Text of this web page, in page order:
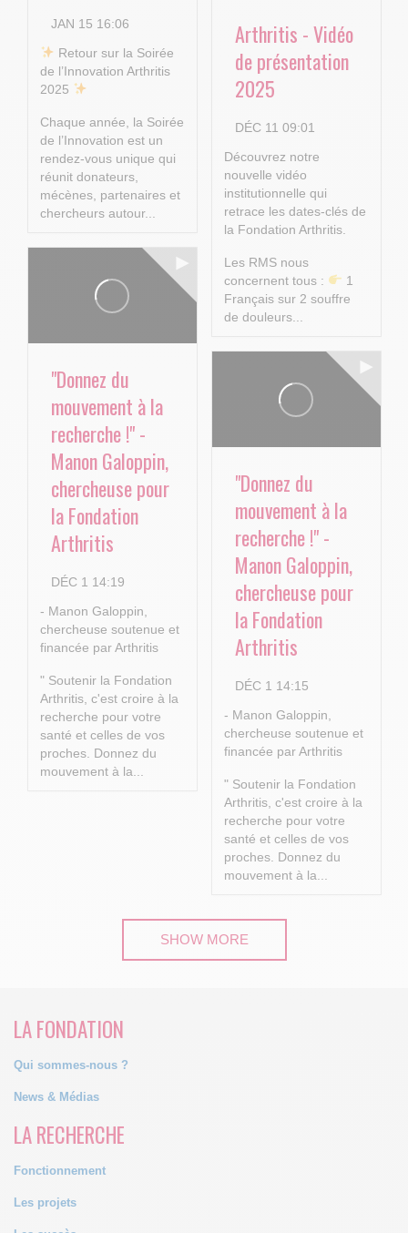
JAN 15 16:06
​ Retour sur la Soirée
de l’Innovation Arthritis
2025
Chaque année, la Soirée
de l’Innovation est un
rendez-vous unique qui
réunit donateurs,
mécènes, partenaires et
chercheurs autour...
Arthritis - Vidéo
de présentation
2025
DÉC 11 09:01
Découvrez notre
nouvelle vidéo
institutionnelle qui
retrace les dates-clés de
la Fondation Arthritis.
Les RMS nous
concernent tous :
1
Français sur 2 souffre
de douleurs...
"Donnez du
mouvement à la
recherche !" -
Manon Galoppin,
chercheuse pour
la Fondation
Arthritis
DÉC 1 14:19
- Manon Galoppin,
chercheuse soutenue et
financée par Arthritis
" Soutenir la Fondation
Arthritis, c'est croire à la
recherche pour votre
santé et celles de vos
proches. Donnez du
mouvement à la...
"Donnez du
mouvement à la
recherche !" -
Manon Galoppin,
chercheuse pour
la Fondation
Arthritis
DÉC 1 14:15
- Manon Galoppin,
chercheuse soutenue et
financée par Arthritis
" Soutenir la Fondation
Arthritis, c'est croire à la
recherche pour votre
santé et celles de vos
proches. Donnez du
mouvement à la...
SHOW MORE
LA FONDATION
Qui sommes-nous ?
News & Médias
LA RECHERCHE
Fonctionnement
Les projets